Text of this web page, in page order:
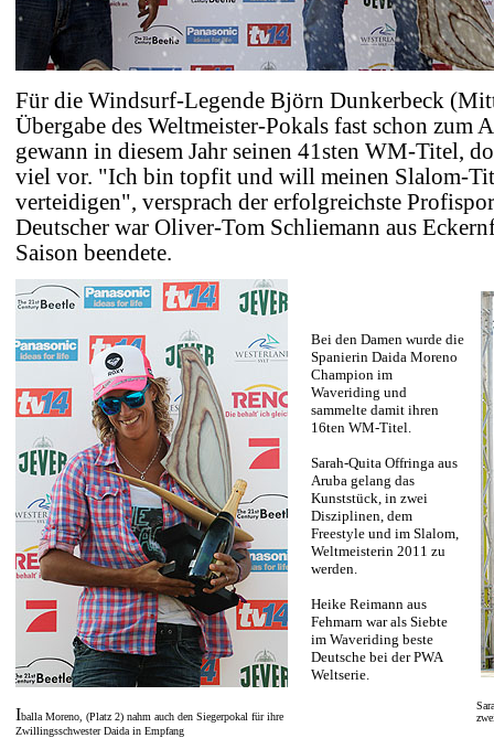
Für die Windsurf-Legende Björn Dunkerbeck
Übergabe des Weltmeister-Pokals fast schon zum
gewann in diesem Jahr seinen 41sten WM-Titel,
viel vor. "Ich bin topfit und will meinen Slalom-
verteidigen", versprach der erfolgreichste
Deutscher war Oliver-Tom Schliemann aus
Saison beendete.
Iballa Moreno, (Platz 2) nahm auch den Siegerpokal für ihre
Zwillingsschwester Daida in Empfang
Bei den Damen wurde die
Spanierin Daida Moreno
Champion im
Waveriding und
sammelte damit ihren
16ten WM-Titel.
Sarah-Quita Offringa aus
Aruba gelang das
Kunststück, in zwei
Disziplinen, dem
Freestyle und im Slalom,
Weltmeisterin 2011 zu
werden.
Heike Reimann aus
Fehmarn war als Siebte
im Waveriding beste
Deutsche bei der PWA
Weltserie.